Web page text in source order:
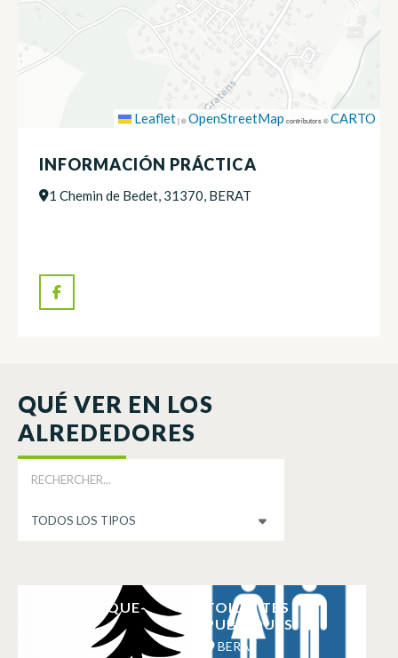
Leaflet|©OpenStreetMap contributors ©CARTO
INFORMACIÓN PRÁCTICA
1 Chemin de Bedet, 31370, BERAT
QUÉ VER EN LOS
ALREDEDORES
AIRE DE PIQUE-
TOILETTES
PUBLIQUES
BERAT